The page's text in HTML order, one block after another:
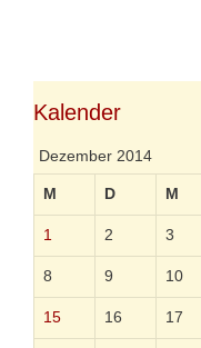
e
i
Kalender
Dezember 2014
M D M
1 2 3
8 9 10
15 16 17